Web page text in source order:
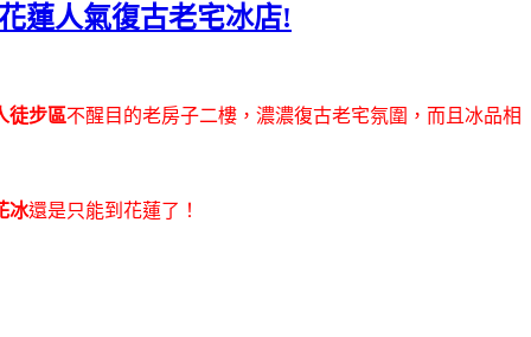
蓮人氣復古老宅冰店!
徒步區不醒目的老房子二樓，濃濃復古老宅氛圍，而且冰品相
冰還是只能到花蓮了！